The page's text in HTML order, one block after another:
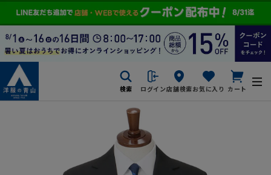
検索 ログイン店舗検索お気に入り カート